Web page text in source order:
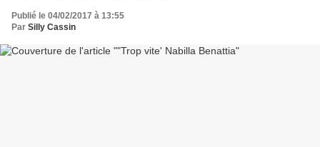
Publié le 04/02/2017 à 13:55
Par Silly Cassin